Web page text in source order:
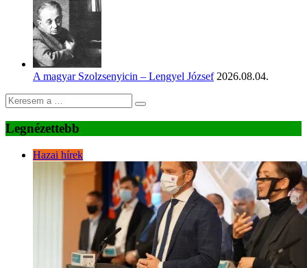
A magyar Szolzsenyicin – Lengyel József 2026.08.04.
Legnézettebb
Hazai hírek